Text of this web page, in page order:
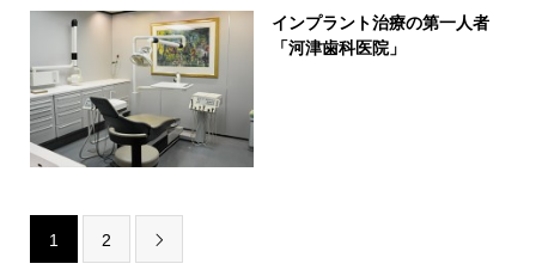
インプラント治療の第一人者
「河津歯科医院」
1 2 